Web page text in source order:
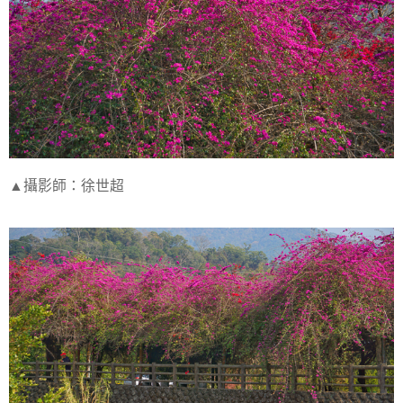
▲攝影師：徐世超